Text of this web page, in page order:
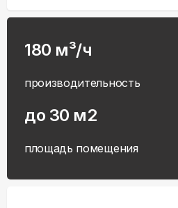
180 м³/ч
производительность
до 30 м2
площадь помещения